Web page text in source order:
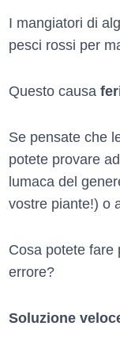
I mangiatori di
pesci rossi per
Questo causa
Se pensate che
potete provare
lumaca del
vostre piante!) o
Cosa potete fare
errore?
Soluzione